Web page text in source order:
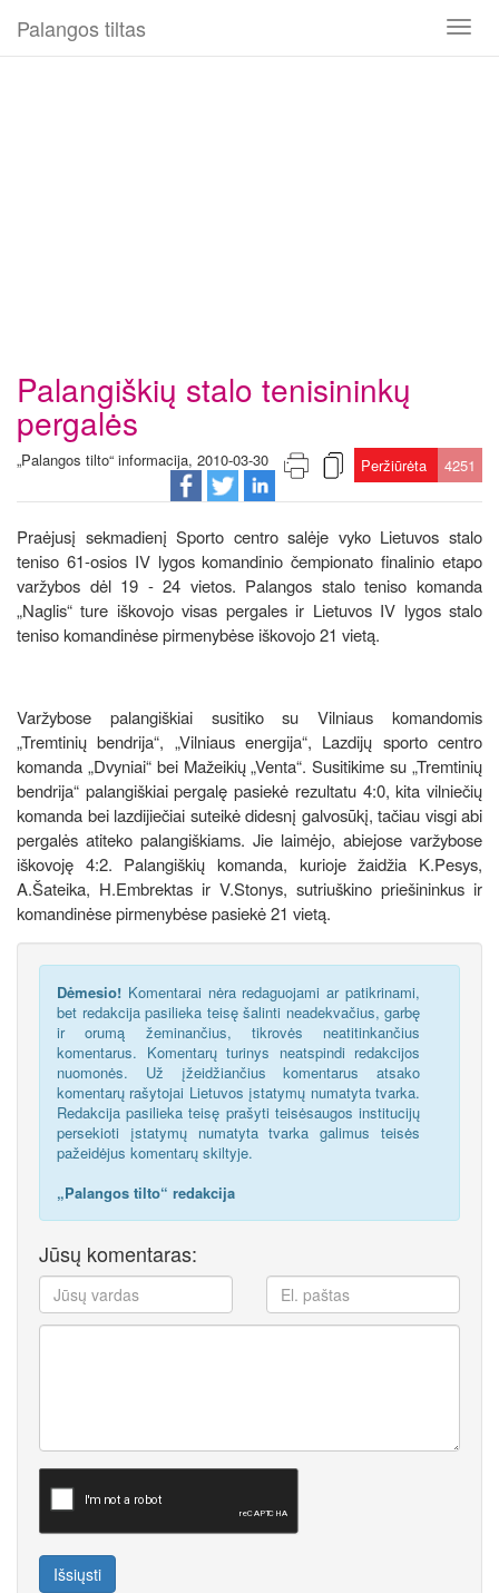
Toggle
Palangos tiltas
Palangiškių stalo tenisininkų
pergalės
„Palangos tilto“ informacija, 2010-03-30 Peržiūrėta 4251
Praėjusį sekmadienį Sporto centro salėje vyko Lietuvos stalo
teniso 61-osios IV lygos komandinio čempionato finalinio etapo
varžybos dėl 19 - 24 vietos. Palangos stalo teniso komanda
„Naglis“ ture iškovojo visas pergales ir Lietuvos IV lygos stalo
teniso komandinėse pirmenybėse iškovojo 21 vietą.
Varžybose palangiškiai susitiko su Vilniaus komandomis
„Tremtinių bendrija“, „Vilniaus energija“, Lazdijų sporto centro
komanda „Dvyniai“ bei Mažeikių „Venta“. Susitikime su „Tremtinių
bendrija“ palangiškiai pergalę pasiekė rezultatu 4:0, kita vilniečių
komanda bei lazdijiečiai suteikė didesnį galvosūkį, tačiau visgi abi
pergalės atiteko palangiškiams. Jie laimėjo, abiejose varžybose
iškovoję 4:2. Palangiškių komanda, kurioje žaidžia K.Pesys,
A.Šateika, H.Embrektas ir V.Stonys, sutriuškino priešininkus ir
komandinėse pirmenybėse pasiekė 21 vietą.
Dėmesio! Komentarai nėra redaguojami ar patikrinami,
bet redakcija pasilieka teisę šalinti neadekvačius, garbę
ir orumą žeminančius, tikrovės neatitinkančius
komentarus. Komentarų turinys neatspindi redakcijos
nuomonės. Už įžeidžiančius komentarus atsako
komentarų rašytojai Lietuvos įstatymų numatyta tvarka.
Redakcija pasilieka teisę prašyti teisėsaugos institucijų
persekioti įstatymų numatyta tvarka galimus teisės
pažeidėjus komentarų skiltyje.
„Palangos tilto“ redakcija
Jūsų komentaras:
Išsiųsti